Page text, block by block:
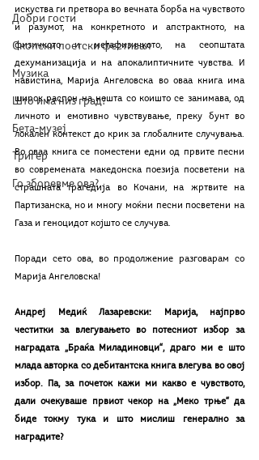
Добри гости
Скопски поетски фестивал
Музика
Што има низ град?
Бета-музеј
Тригер
Го зборевме ова?
искуства ги претвора во вечната борба на чувството
и разумот, на конкретното и апстрактното, на
физичкото и метафизичкото, на сеопштата
дехуманизација и на апокалиптичните чувства. И
навистина, Марија Ангеловска во оваа книга има
широк распон на нешта со коишто се занимава, од
личното и емотивно чувствување, преку бунт во
локален контекст до крик за глобалните случувања.
Во оваа книга се поместени едни од првите песни
во современата македонска поезија посветени на
страшната трагедија во Кочани, на жртвите на
Партизанска, но и многу моќни песни посветени на
Газа и геноцидот којшто се случува.
Поради сето ова, во продолжение разговарам со
Марија Ангеловска!
Андреј Медиќ Лазаревски: Марија, најпрво
честитки за влегувањето во потесниот избор за
наградата „Браќа Миладиновци“, драго ми е што
млада авторка со дебитантска книга влегува во овој
избор. Па, за почеток кажи ми какво е чувството,
дали очекуваше првиот чекор на „Меко трње“ да
биде токму тука и што мислиш генерално за
наградите?